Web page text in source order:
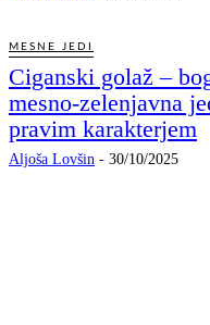
MESNE JEDI
Ciganski golaž –
mesno-zelenjavna
pravim karakterjem
Aljoša Lovšin - 30/10/2025